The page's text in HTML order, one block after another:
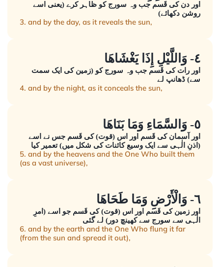
اور دن کی قَسم جب وہ سورج کو ظاہر کرے (یعنی اسے
روشن دکھائے)
3. and by the day, as it reveals the sun,
٤- وَاللَّيْلِ إِذَا يَغْشَاهَا
اور رات کی قَسم جب وہ سورج کو (زمین کی ایک سمت
سے) ڈھانپ لے
4. and by the night, as it conceals the sun,
٥- وَالسَّمَاءِ وَمَا بَنَاهَا
اور آسمان کی قَسم اور اس (قوت) کی قَسم جس نے اسے
(اذنِ الٰہی سے ایک وسیع کائنات کی شکل میں) تعمیر کیا
5. and by the heavens and the One Who built them
(as a vast universe),
٦- وَالْأَرْضِ وَمَا طَحَاهَا
اور زمین کی قَسم اور اس (قوت) کی قَسم جو اسے (امرِ
الٰہی سے سورج سے کھینچ دور) لے گئی
6. and by the earth and the One Who flung it far
(from the sun and spread it out),